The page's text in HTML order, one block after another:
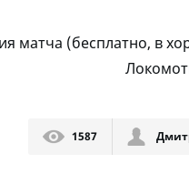
матча (бесплатно, в
1587